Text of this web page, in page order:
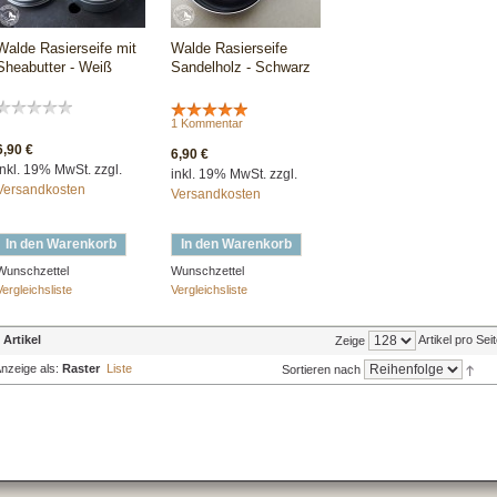
Rasierseife mit
- Weiß
€
19% MwSt. zzgl.
In den Warenkorb
Walde Rasierseife
Sandelholz - Schwarz
1 Kommentar
6,90 €
inkl. 19% MwSt. zzgl.
Versandkosten
In den Warenkorb
Wunschzettel
Vergleichsliste
Artikel Zeige Artikel pro
als: Raster Liste Sortieren nach